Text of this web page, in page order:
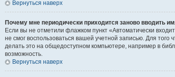
Вернуться наверх
Почему мне периодически приходится заново вводить
Если вы не отметили флажком пункт «Автоматически
не смог воспользоваться вашей учетной записью. Для
делать это на общедоступном компьютере, например в
возможность.
Вернуться наверх